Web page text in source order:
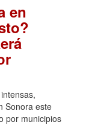
en
Sonora este
por municipios